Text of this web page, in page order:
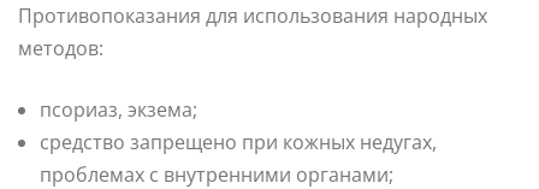
Противопоказания для использования народных
методов:
псориаз, экзема;
средство запрещено при кожных недугах,
проблемах с внутренними органами;